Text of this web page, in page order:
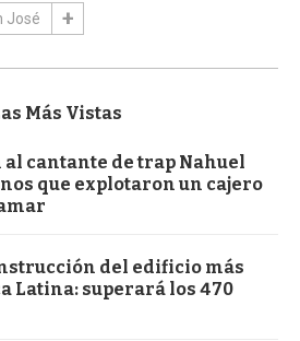
José
Más Vistas
cantante de trap Nahuel
que explotaron un cajero
del edificio más
Latina: superará los 470